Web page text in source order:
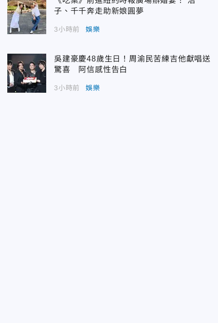
子、千千奔走助新娘圓夢
3小時前 娛樂
吳建豪慶48歲生日！周渝民苦練吉他獻唱送
驚喜 阿信感性告白
3小時前 娛樂